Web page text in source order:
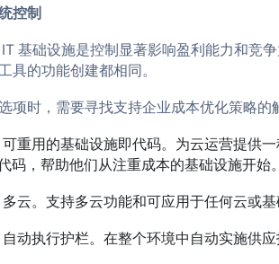
控制
IT 基础设施是控制显著影响盈利能力和竞
具的功能创建都相同。
项时，需要寻找支持企业成本优化策略的
可重用的基础设施即代码。为云运营提供
码，帮助他们从注重成本的基础设施开始
多云。支持多云功能和可应用于任何云或
自动执行护栏。在整个环境中自动实施供